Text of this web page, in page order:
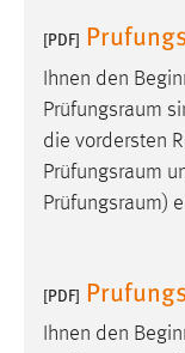
[PDF]
Ihnen den
Prüfungsraum
die vordersten
Prüfungsraum
Prüfungsraum)
[PDF]
Ihnen den
Cookie
Chat
Name:
Zweck: